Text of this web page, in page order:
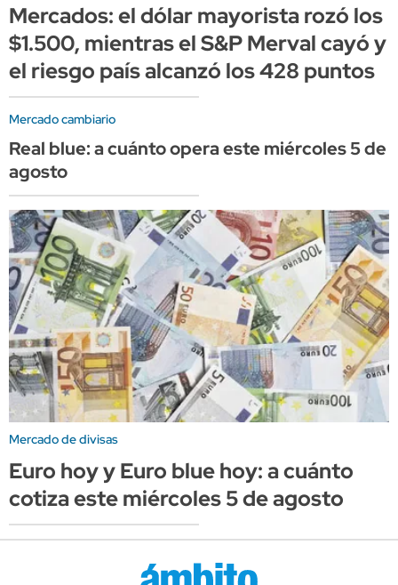
Mercados: el dólar mayorista rozó los
$1.500, mientras el S&P Merval cayó y
el riesgo país alcanzó los 428 puntos
Mercado cambiario
Real blue: a cuánto opera este miércoles 5 de
agosto
Mercado de divisas
Euro hoy y Euro blue hoy: a cuánto
cotiza este miércoles 5 de agosto